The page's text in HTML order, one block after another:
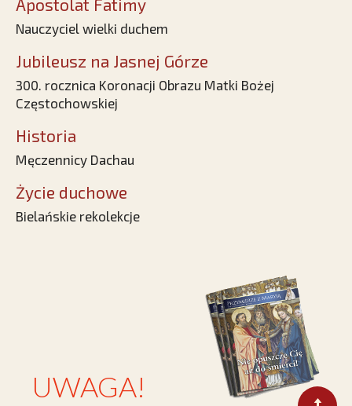
Apostolat Fatimy
Nauczyciel wielki duchem
Jubileusz na Jasnej Górze
300. rocznica Koronacji Obrazu Matki Bożej
Częstochowskiej
Historia
Męczennicy Dachau
Życie duchowe
Bielańskie rekolekcje
UWAGA!